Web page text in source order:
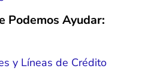
Podemos Ayudar:
y Líneas de Crédito